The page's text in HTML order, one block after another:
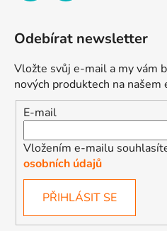
Odebírat newsletter
Vložte svůj e-mail a my vám
nových produktech na našem
E-mail
Vložením e-mailu
osobních údajů
PŘIHLÁSIT SE